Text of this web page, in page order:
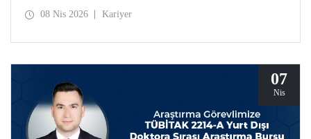
Programı başvuruları için son gün 20 Nisan! Katılımcılar
08 Nis 2026 Kariyer
07
Nis